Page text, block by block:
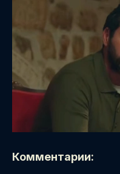
Комментарии: